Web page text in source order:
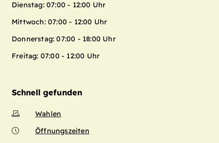
Dienstag: 07:00 - 12:00 Uhr
Mittwoch: 07:00 - 12:00 Uhr
Donnerstag: 07:00 - 18:00 Uhr
Freitag: 07:00 - 12:00 Uhr
Schnell gefunden
Wahlen
Öffnungszeiten